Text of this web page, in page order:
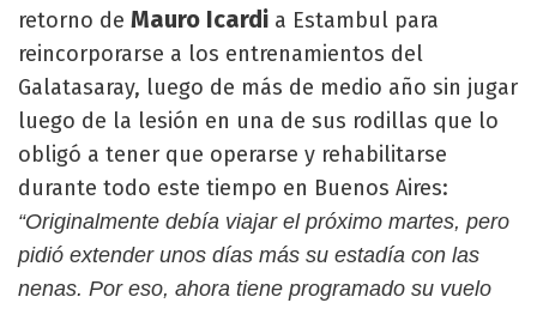
retorno de Mauro Icardi a Estambul para
reincorporarse a los entrenamientos del
Galatasaray, luego de más de medio año sin jugar
luego de la lesión en una de sus rodillas que lo
obligó a tener que operarse y rehabilitarse
durante todo este tiempo en Buenos Aires:
“Originalmente debía viajar el próximo martes, pero
pidió extender unos días más su estadía con las
nenas. Por eso, ahora tiene programado su vuelo